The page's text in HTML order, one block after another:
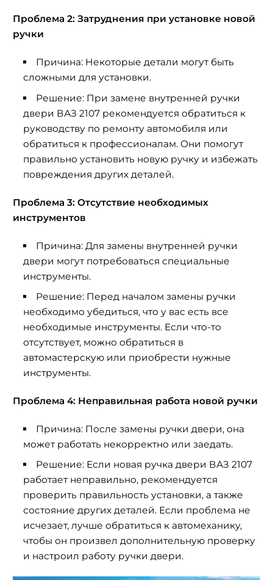
Проблема 2: Затруднения при установке новой
ручки
Причина: Некоторые детали могут быть
сложными для установки.
Решение: При замене внутренней ручки
двери ВАЗ 2107 рекомендуется обратиться к
руководству по ремонту автомобиля или
обратиться к профессионалам. Они помогут
правильно установить новую ручку и избежать
повреждения других деталей.
Проблема 3: Отсутствие необходимых
инструментов
Причина: Для замены внутренней ручки
двери могут потребоваться специальные
инструменты.
Решение: Перед началом замены ручки
необходимо убедиться, что у вас есть все
необходимые инструменты. Если что-то
отсутствует, можно обратиться в
автомастерскую или приобрести нужные
инструменты.
Проблема 4: Неправильная работа новой ручки
Причина: После замены ручки двери, она
может работать некорректно или заедать.
Решение: Если новая ручка двери ВАЗ 2107
работает неправильно, рекомендуется
проверить правильность установки, а также
состояние других деталей. Если проблема не
исчезает, лучше обратиться к автомеханику,
чтобы он произвел дополнительную проверку
и настроил работу ручки двери.